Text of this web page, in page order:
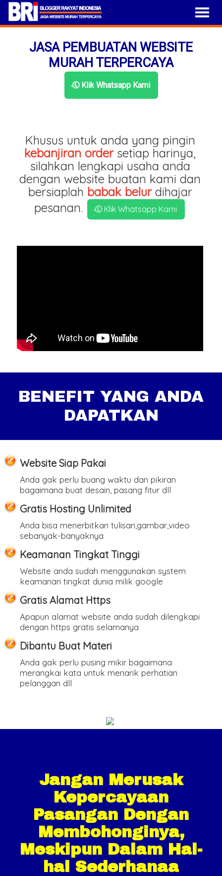
JASA PEMBUATAN WEBSITE
MURAH TERPERCAYA
Klik Whatsapp Kami
Khusus untuk anda yang pingin
kebanjiran ordersetiap harinya,
silahkan lengkapi usaha anda
dengan website buatan kami dan
bersiaplah babak belurdihajar
pesanan.
Klik Whatsapp Kami
BENEFIT YANG ANDA
DAPATKAN
Website Siap Pakai
Anda gak perlu buang waktu dan pikiran
bagaimana buat desain, pasang fitur dll
Gratis Hosting Unlimited
Anda bisa menerbitkan tulisan,gambar,video
sebanyak-banyaknya
Keamanan Tingkat Tinggi
Website anda sudah menggunakan system
keamanan tingkat dunia milik google
Gratis Alamat Https
Apapun alamat website anda sudah dilengkapi
dengan https gratis selamanya
Dibantu Buat Materi
Anda gak perlu pusing mikir bagaimana
merangkai kata untuk menarik perhatian
pelanggan dll
Jangan Merusak
Kepercayaan
Pasangan Dengan
Membohonginya,
Meskipun Dalam Hal-
hal Sederhanaa